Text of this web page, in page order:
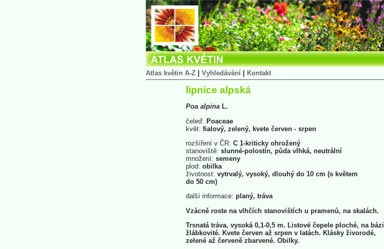
Atlas květin A-Z Vyhledávání Kontakt
lipnice alpská
Poa alpina L.
čeleď: Poaceae
květ: fialový, zelený, kvete červen - srpen
rozšíření v ČR: C 1-kriticky ohrožený
stanoviště: slunné-polostín, půda vlhká, neutrální
množení: semeny
plod: obilka
životnost: vytrvalý, vysoký, dlouhý do 10 cm (s květem
do 50 cm)
další informace: planý, tráva
Vzácně roste na vlhčích stanovištích u pramenů, na skalách.
Trsnatá tráva, vysoká 0,1-0,5 m. Listové čepele ploché, na bázi
žlábkovité. Kvete červen až srpen v latách. Klásky živorodé,
zelené až červeně zbarvené. Obilky.